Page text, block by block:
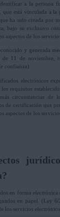
a la persona
que está vinculada a la
ha sido creada por
bajo su exclusivo
aspectos de los
y generada
11 de noviembre,
confianza)
electrónicos
requisitos
circunstancias de
de certificación que
aspectos de los
en forma
en papel. (Ley
los servicios